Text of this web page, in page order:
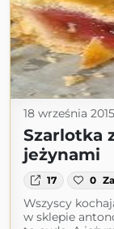
18 września 2015
Szarlotka
jeżynami
17 0
Wszyscy
w sklepie